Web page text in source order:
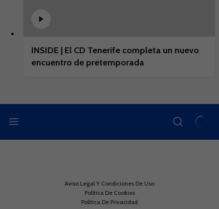
INSIDE | El CD Tenerife completa un nuevo
encuentro de pretemporada
Aviso Legal Y Condiciones De Uso
Política De Cookies
Política De Privacidad